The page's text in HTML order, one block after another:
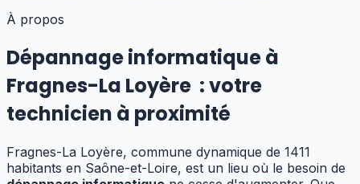
À propos
Dépannage informatique à
Fragnes-La Loyère :votre
technicien à proximité
Fragnes-La Loyère, commune dynamique de 1411
habitants en Saône-et-Loire, est un lieu où le besoin de